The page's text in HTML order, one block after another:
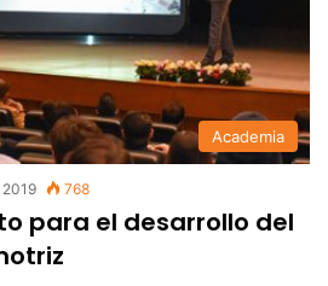
Academia
2019 768
para el desarrollo del